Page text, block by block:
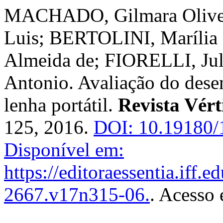
MACHADO, Gilmara
Luis; BERTOLINI, Marília
Almeida de; FIORELLI,
Antonio. Avaliação do
lenha portátil. Revista
125, 2016. DOI:
Disponível em:
https://
2667.v17n315-06.. Acesso